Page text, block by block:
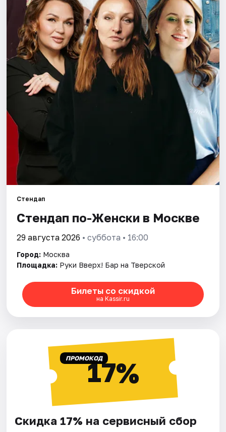
Города
Площадки
Артисты
Рейтинги
Стендап
Стендап по-Женски в Москве
29 августа 2026 • суббота • 16:00
Город: Москва
Площадка: Руки Вверх! Бар на Тверской
Билеты со скидкой
на Kassir.ru
ПРОМОКОД17%
Скидка 17% на сервисный сбор